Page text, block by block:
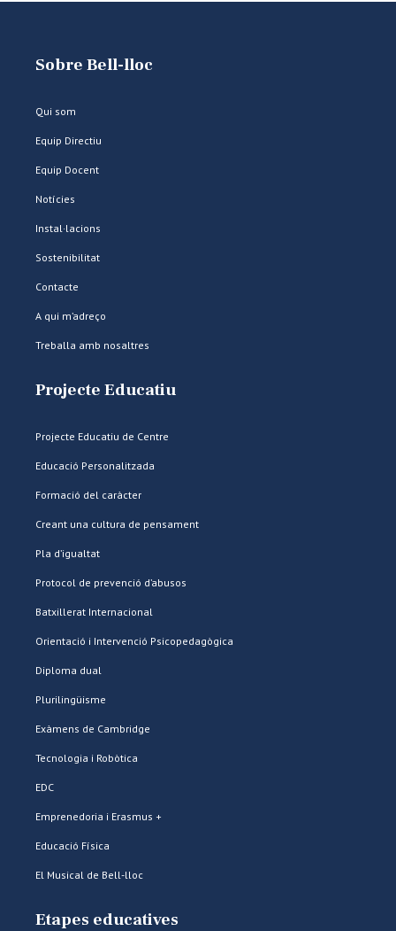
Sobre Bell-lloc
Qui som
Equip Directiu
Equip Docent
Notícies
Instal·lacions
Sostenibilitat
Contacte
A qui m’adreço
Treballa amb nosaltres
Projecte Educatiu
Projecte Educatiu de Centre
Educació Personalitzada
Formació del caràcter
Creant una cultura de pensament
Pla d’igualtat
Protocol de prevenció d’abusos
Batxillerat Internacional
Orientació i Intervenció Psicopedagògica
Diploma dual
Plurilingüisme
Exàmens de Cambridge
Tecnologia i Robòtica
EDC
Emprenedoria i Erasmus +
Educació Física
El Musical de Bell-lloc
Etapes educatives